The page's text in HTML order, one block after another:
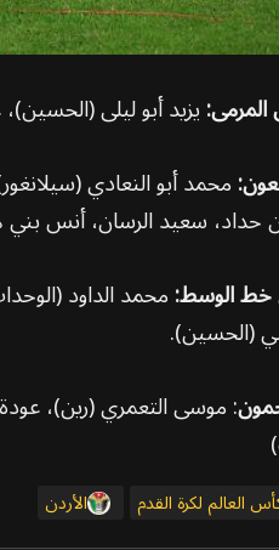
يزيد أبو ليلى
محمد أبو النعادي
سعيد الرسان، أنس بني
خط الوسط:
(الحسين).
: موسى التعمري (رين)، عودة
العالم لكرة القدم الأردن